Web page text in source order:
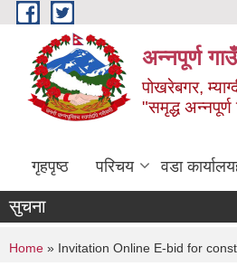
Skip to main content
अन्‍नपूर्ण
पोखरेबगर,
"समृद्ध अन्‍नपूर्ण
गृहपृष्ठ परिचय वडा
सुचना
You are here
Home » Invitation Online E-bid for